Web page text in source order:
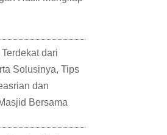
dari
Solusinya, Tips
dan
Bersama